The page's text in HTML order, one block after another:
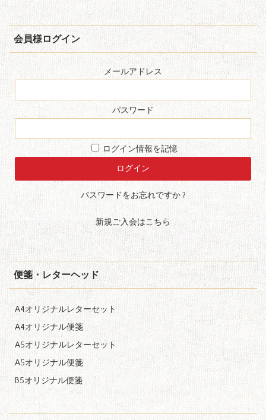
会員様ログイン
メールアドレス
パスワード
ログイン情報を記憶
パスワードをお忘れですか ?
新規ご入会はこちら
便箋・レターヘッド
A4オリジナルレターセット
A4オリジナル便箋
A5オリジナルレターセット
A5オリジナル便箋
B5オリジナル便箋